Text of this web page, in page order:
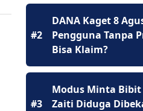
#2
DANA Kaget 8
Pengguna Tanpa
Bisa Klaim?
#3
Modus Minta
Zaiti Diduga